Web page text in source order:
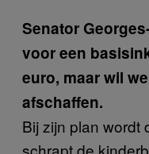
Senator
voor een
euro, maar wil
afschaffen.
Bij zijn plan wordt
schrapt de